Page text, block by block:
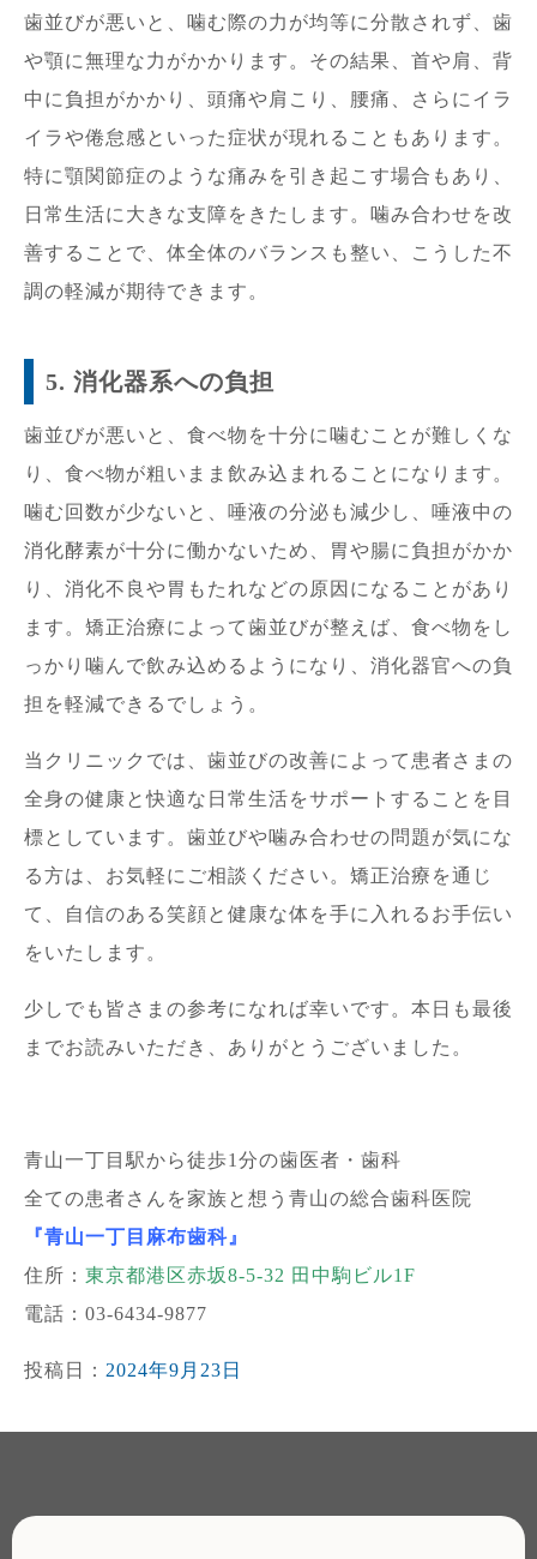
歯並びが悪いと、噛む際の力が均等に分散されず、歯
や顎に無理な力がかかります。その結果、首や肩、背
中に負担がかかり、頭痛や肩こり、腰痛、さらにイラ
イラや倦怠感といった症状が現れることもあります。
特に顎関節症のような痛みを引き起こす場合もあり、
日常生活に大きな支障をきたします。噛み合わせを改
善することで、体全体のバランスも整い、こうした不
調の軽減が期待できます。
5. 消化器系への負担
歯並びが悪いと、食べ物を十分に噛むことが難しくな
り、食べ物が粗いまま飲み込まれることになります。
噛む回数が少ないと、唾液の分泌も減少し、唾液中の
消化酵素が十分に働かないため、胃や腸に負担がかか
り、消化不良や胃もたれなどの原因になることがあり
ます。矯正治療によって歯並びが整えば、食べ物をし
っかり噛んで飲み込めるようになり、消化器官への負
担を軽減できるでしょう。
当クリニックでは、歯並びの改善によって患者さまの
全身の健康と快適な日常生活をサポートすることを目
標としています。歯並びや噛み合わせの問題が気にな
る方は、お気軽にご相談ください。矯正治療を通じ
て、自信のある笑顔と健康な体を手に入れるお手伝い
をいたします。
少しでも皆さまの参考になれば幸いです。本日も最後
までお読みいただき、ありがとうございました。
青山一丁目駅から徒歩1分の歯医者・歯科
全ての患者さんを家族と想う青山の総合歯科医院
『青山一丁目麻布歯科』
住所： 東京都港区赤坂8-5-32 田中駒ビル1F
電話：03-6434-9877
投稿日： 2024年9月23日